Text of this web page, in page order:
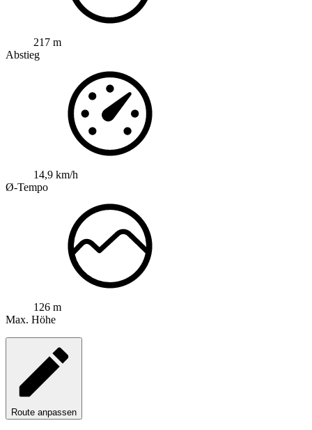
217 m
Abstieg
14,9 km/h
Ø-Tempo
126 m
Max. Höhe
Route anpassen